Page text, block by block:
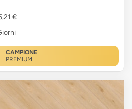
€
CAMPIONE
PREMIUM